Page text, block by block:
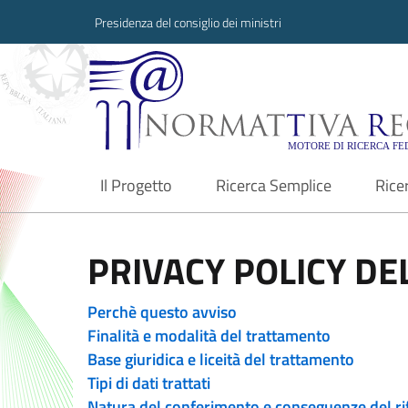
Presidenza del consiglio dei ministri
Normattiva
Il Progetto
current Ricerca Semplice
PRIVACY POLICY
Perchè questo avviso
Finalità e modalità del trattamento
Base giuridica e liceità del trattamento
Tipi di dati trattati